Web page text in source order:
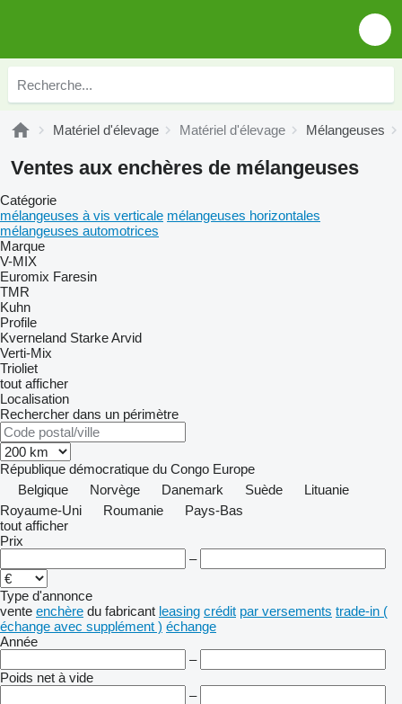
Matériel d'élevage Matériel d'élevage Mélangeuses
Ventes aux enchères de mélangeuses
Catégorie
mélangeuses à vis verticale mélangeuses horizontales
mélangeuses automotrices
Marque
V-MIX
Euromix Faresin
TMR
Kuhn
Profile
Kverneland Starke Arvid
Verti-Mix
Trioliet
tout afficher
Localisation
Rechercher dans un périmètre
République démocratique du Congo Europe
Belgique
Norvège Danemark Suède
Lituanie
Royaume-Uni
Roumanie
Pays-Bas
tout afficher
Prix
–
Type d'annonce
vente enchère du fabricant leasing crédit par versements trade-in (
échange avec supplément ) échange
Année
–
Poids net à vide
–